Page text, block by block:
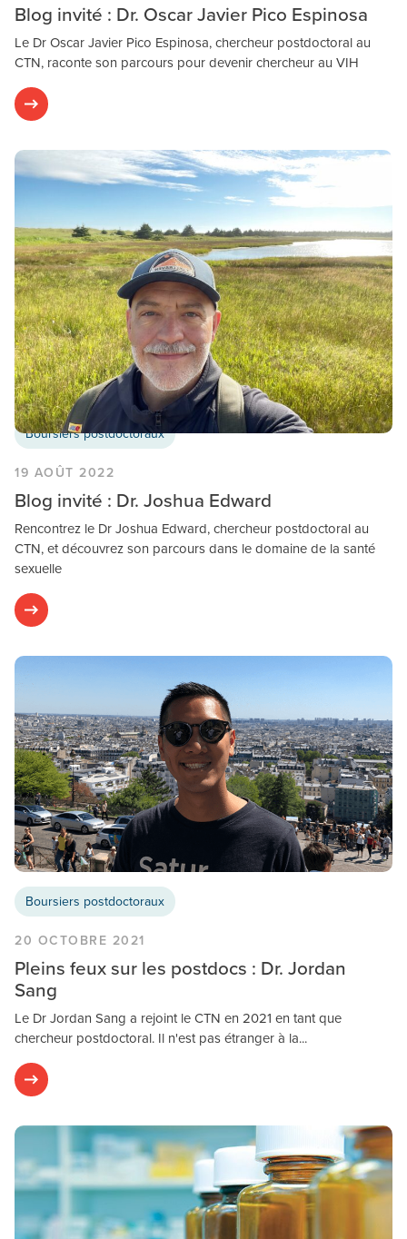
Blog invité : Dr. Oscar Javier Pico Espinosa
Le Dr Oscar Javier Pico Espinosa, chercheur postdoctoral au
CTN, raconte son parcours pour devenir chercheur au VIH
Boursiers postdoctoraux
19 AOÛT 2022
Blog invité : Dr. Joshua Edward
Rencontrez le Dr Joshua Edward, chercheur postdoctoral au
CTN, et découvrez son parcours dans le domaine de la santé
sexuelle
Boursiers postdoctoraux
20 OCTOBRE 2021
Pleins feux sur les postdocs : Dr. Jordan
Sang
Le Dr Jordan Sang a rejoint le CTN en 2021 en tant que
chercheur postdoctoral. Il n'est pas étranger à la...